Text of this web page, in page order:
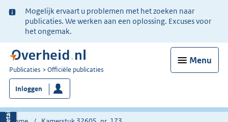
Ter
informatie:
Mogelijk ervaart u problemen met het zoeken naar
publicaties. We werken aan een oplossing. Excuses voor
het ongemak.
Menu
U
bent
nu
hier:
Publicaties Officiële publicaties
Inloggen